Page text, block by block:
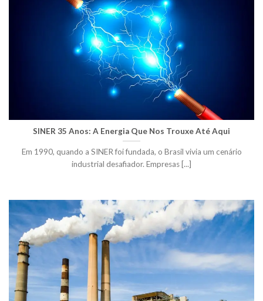
SINER 35 Anos: A Energia Que Nos Trouxe Até Aqui
Em 1990, quando a SINER foi fundada, o Brasil vivia um cenário
industrial desafiador. Empresas [...]